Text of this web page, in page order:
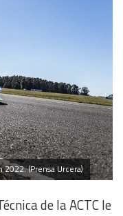
(Prensa Urcera)
de la ACTC le